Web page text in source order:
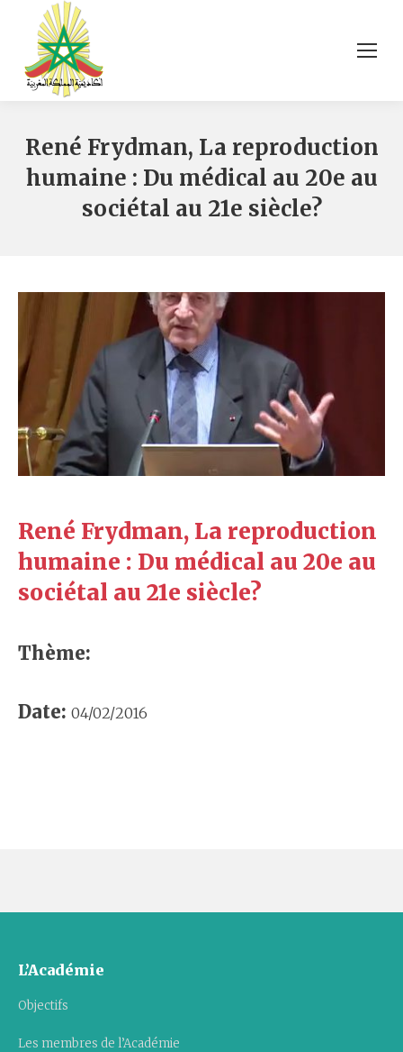
René Frydman, La reproduction
humaine : Du médical au 20e au
sociétal au 21e siècle?
René Frydman, La reproduction
humaine : Du médical au 20e au
sociétal au 21e siècle?
Thème:
Date: 04/02/2016
L’Académie
Objectifs
Les membres de l’Académie